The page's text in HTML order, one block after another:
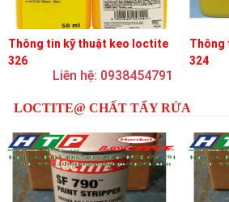
Thông tin kỹ thuật keo loctite
326
Liên hệ: 0938454791
Thông
324
LOCTITE@ CHẤT TẨY RỬA